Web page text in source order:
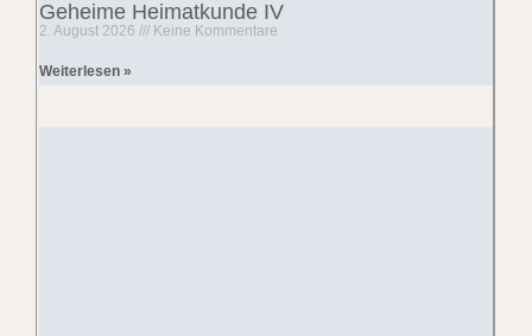
Geheime Heimatkunde IV
2. August 2026 Keine Kommentare
Weiterlesen »